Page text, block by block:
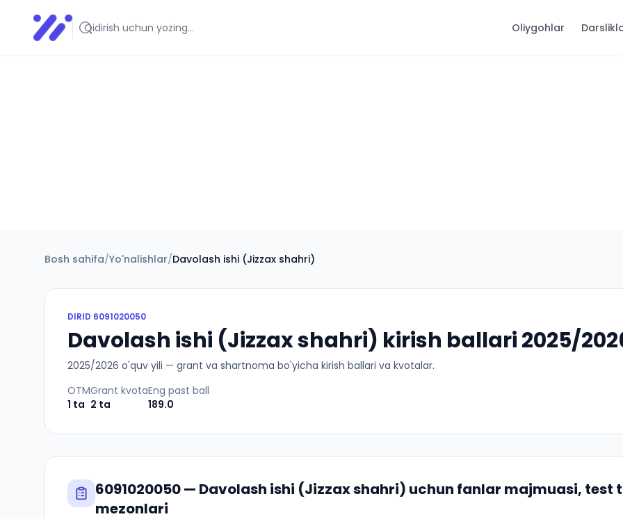
Infoedu
Ta&#039;lim xabarlari va yangiliklari Oliygohlar
Bosh sahifa/Yo'nalishlar/Davolash ishi (Jizzax shahri)
DIRID 6091020050
Davolash ishi (Jizzax shahri) kirish ballari 2025/
2025/2026 o'quv yili — grant va shartnoma bo'yicha kirish ballari va kvotalar.
OTM
1 ta
Grant kvota
2 ta
Eng past ball
189.0
6091020050— Davolash ishi (Jizzax shahri) uchun fanlar majmuasi, test
mezonlari